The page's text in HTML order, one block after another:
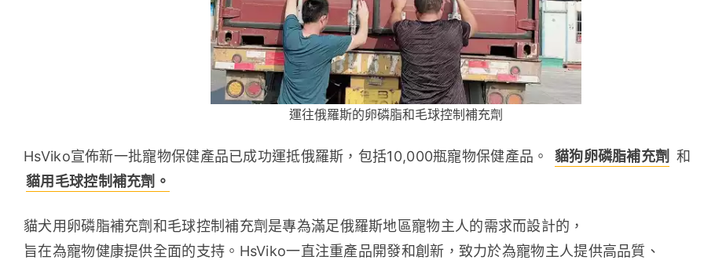
運往俄羅斯的卵磷脂和毛球控制補充劑
HsViko宣佈新一批寵物保健產品已成功運抵俄羅斯，包括10,000瓶寵物保健產品。 貓狗卵磷脂補充劑
貓用毛球控制補充劑。
貓犬用卵磷脂補充劑和毛球控制補充劑是專為滿足俄羅斯地區寵物主人的需求而設計的，
旨在為寵物健康提供全面的支持。HsViko一直注重產品開發和創新，致力於為寵物主人提供高品質、